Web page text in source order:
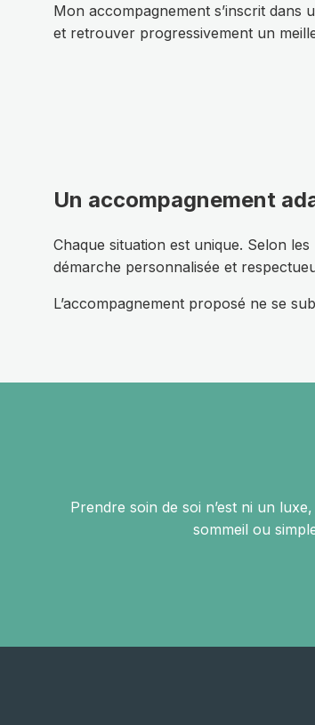
Mon accompagnement s’inscrit
et retrouver progressivement un
Un accompagnement
Chaque situation est unique. Selon
démarche personnalisée et
L’accompagnement proposé ne se
Prendre soin de soi n’est ni un
sommeil ou